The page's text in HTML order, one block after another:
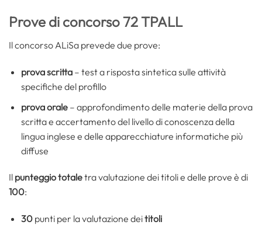
Prove di concorso 72 TPALL
Il concorso ALiSa prevede due prove:
prova scritta– test a risposta sintetica sulle attività
specifiche del profillo
prova orale– approfondimento delle materie della prova
scritta e accertamento del livello di conoscenza della
lingua inglese e delle apparecchiature informatiche più
diffuse
Il punteggio totaletra valutazione dei titoli e delle prove è di
100:
30punti per la valutazione deititoli